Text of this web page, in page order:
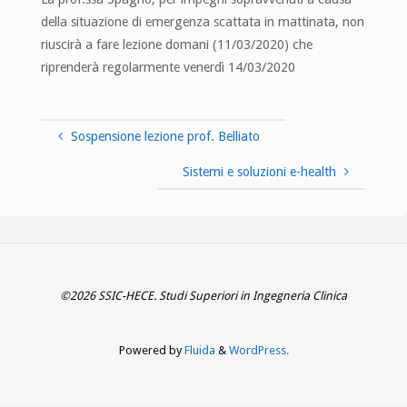
della situazione di emergenza scattata in mattinata, non
riuscirà a fare lezione domani (11/03/2020) che
riprenderà regolarmente venerdì 14/03/2020
Sospensione lezione prof. Belliato
Sistemi e soluzioni e-health
©2026 SSIC-HECE. Studi Superiori in Ingegneria Clinica
Powered byFluida & WordPress.